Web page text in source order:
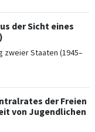
der Sicht eines
zweier Staaten (1945–
der Freien
von Jugendlichen